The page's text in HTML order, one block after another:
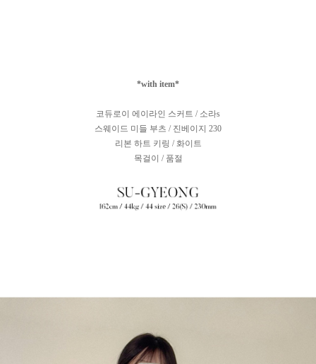
*with item*
코듀로이 에이라인 스커트 / 소라s
스웨이드 미들 부츠 / 진베이지 230
리본 하트 키링 / 화이트
목걸이 / 품절